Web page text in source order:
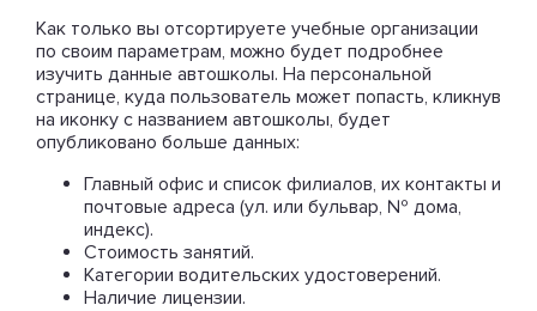
Как только вы отсортируете учебные организации
по своим параметрам, можно будет подробнее
изучить данные автошколы. На персональной
странице, куда пользователь может попасть, кликнув
на иконку с названием автошколы, будет
опубликовано больше данных:
Главный офис и список филиалов, их контакты и
почтовые адреса (ул. или бульвар, № дома,
индекс).
Стоимость занятий.
Категории водительских удостоверений.
Наличие лицензии.